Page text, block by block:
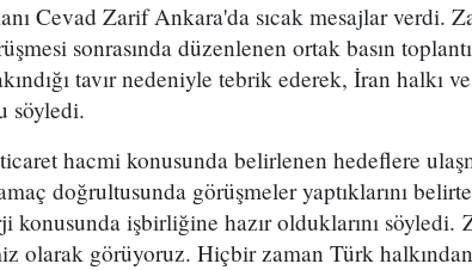
Cevad Zarif Ankara'da sıcak mesajlar verdi.
sonrasında düzenlenen ortak basın
tavır nedeniyle tebrik ederek, İran halkı
söyledi.
hacmi konusunda belirlenen hedeflere
doğrultusunda görüşmeler yaptıklarını
konusunda işbirliğine hazır olduklarını
olarak görüyoruz. Hiçbir zaman Türk